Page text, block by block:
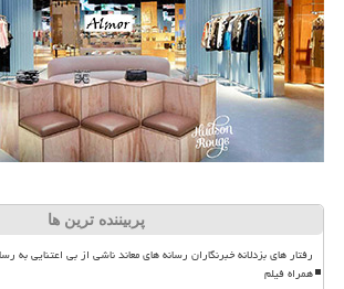
پربیننده ترین ها
رفتار های بزدلانه خبرنگاران رسانه های معاند ناشی از بی اعتنایی به
همراه فیلم